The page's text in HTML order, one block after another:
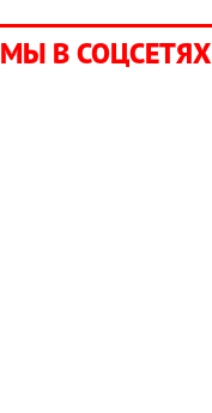
МЫ В СОЦСЕТЯХ